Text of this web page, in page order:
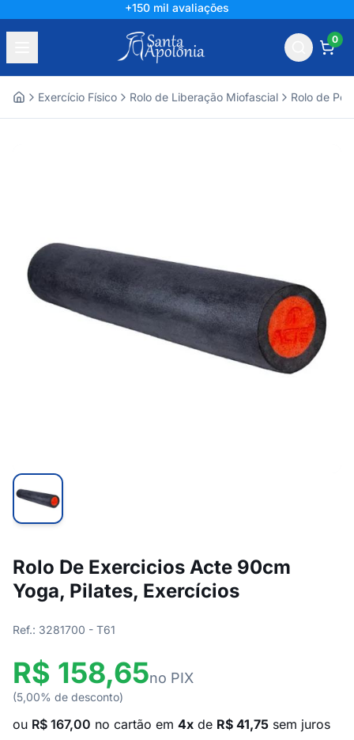
+150 mil avaliações
0
Exercício Físico Rolo de Liberação Miofascial Rolo de
Rolo De Exercicios Acte 90cm
Yoga, Pilates, Exercícios
Ref.: 3281700 - T61
R$ 158,65no PIX
(5,00% de desconto)
ou R$ 167,00 no cartão em 4x de R$ 41,75 sem juros